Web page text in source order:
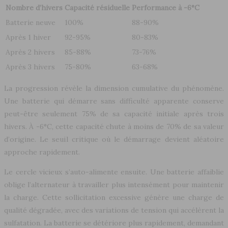
Nombre d’hivers Capacité résiduelle Performance à -6°C
Batterie neuve
100%
88-90%
Après 1 hiver
92-95%
80-83%
Après 2 hivers
85-88%
73-76%
Après 3 hivers
75-80% 63-68%
La progression révèle la dimension cumulative du phénomène.
Une batterie qui démarre sans difficulté apparente conserve
peut-être seulement 75% de sa capacité initiale après trois
hivers. À -6°C, cette capacité chute à moins de 70% de sa valeur
d’origine. Le seuil critique où le démarrage devient aléatoire
approche rapidement.
Le cercle vicieux s’auto-alimente ensuite. Une batterie affaiblie
oblige l’alternateur à travailler plus intensément pour maintenir
la charge. Cette sollicitation excessive génère une charge de
qualité dégradée, avec des variations de tension qui accélèrent la
sulfatation. La batterie se détériore plus rapidement, demandant